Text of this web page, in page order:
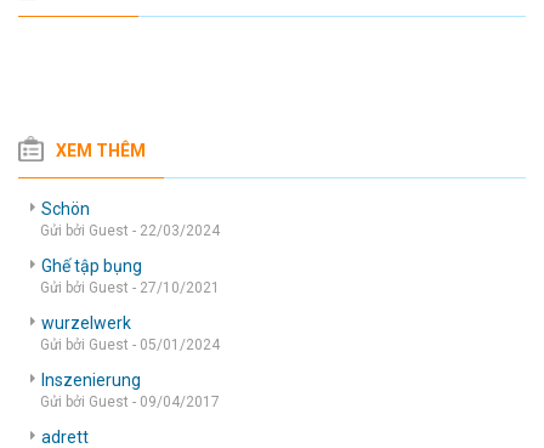
XEM THÊM
Schön
Gửi bởi Guest - 22/03/2024
Ghế tập bụng
Gửi bởi Guest - 27/10/2021
wurzelwerk
Gửi bởi Guest - 05/01/2024
Inszenierung
Gửi bởi Guest - 09/04/2017
adrett